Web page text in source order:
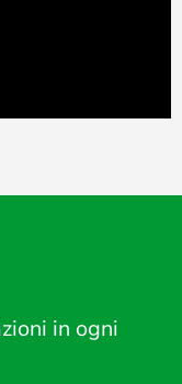
in ogni